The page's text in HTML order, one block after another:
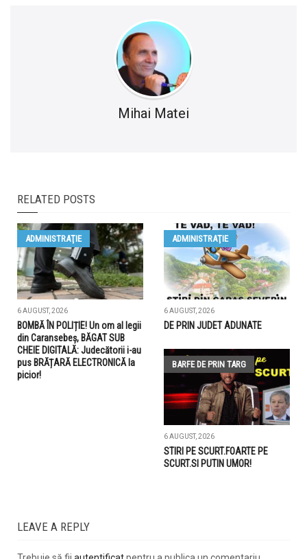
Mihai Matei
RELATED POSTS
ADMINISTRAŢIE
6 AUGUST, 2026
BOMBĂ ÎN POLIȚIE! Un om al legii
din Caransebeș, BĂGAT SUB
CHEIE DIGITALĂ: Judecătorii i-au
pus BRĂȚARĂ ELECTRONICĂ la
picior!
ADMINISTRAŢIE
6 AUGUST, 2026
DE PRIN JUDET ADUNATE
BARFE DE PRIN TARG
6 AUGUST, 2026
STIRI PE SCURT.FOARTE PE
SCURT.SI PUTIN UMOR!
LEAVE A REPLY